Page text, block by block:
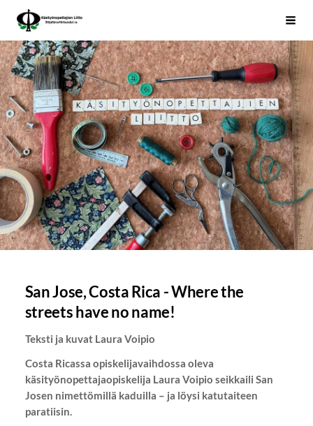
Siirry
sivun
sisältöön
Käsityönopettajien Liitto
San Jose, Costa Rica - Where the
streets have no name!
Teksti ja kuvat Laura Voipio
Costa Ricassa opiskelijavaihdossa oleva
käsityönopettajaopiskelija Laura Voipio seikkaili San
Josen nimettömillä kaduilla – ja löysi katutaiteen
paratiisin.